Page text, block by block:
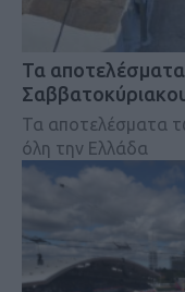
Τα
Τα αποτελέσματα
όλη την Ελλάδα